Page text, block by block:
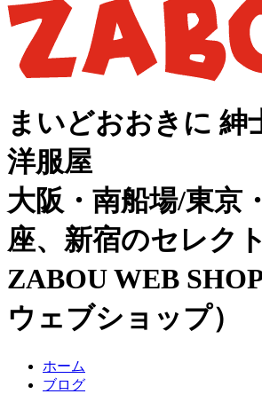
まいどおおきに 紳
洋服屋
大阪・南船場/東京
座、新宿のセレク
ZABOU WEB
ウェブショップ）
ホーム
ブログ